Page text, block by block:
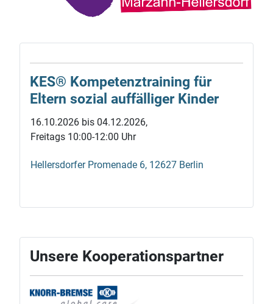
KES® Kompetenz­training für
Eltern sozial auf­fälliger Kinder
16.10.2026 bis 04.12.2026,
Freitags 10:00-12:00 Uhr
Hellersdorfer Promenade 6, 12627 Berlin
Unsere Kooperationspartner